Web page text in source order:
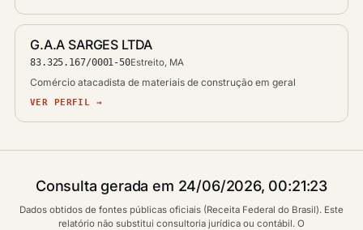
G.A.A SARGES LTDA
83.325.167/0001-50Estreito, MA
Comércio atacadista de materiais de construção em geral
VER PERFIL →
Consulta gerada em 24/06/2026, 00:21:23
Dados obtidos de fontes públicas oficiais (Receita Federal do Brasil). Este
relatório não substitui consultoria jurídica ou contábil. O